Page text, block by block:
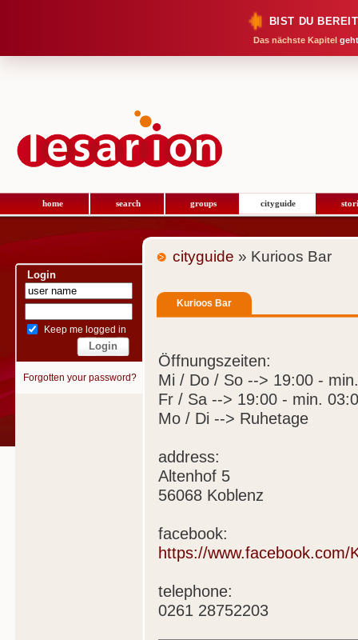
BIST DU
Das nächste Kapitel
home search groups cityguide
Login
Keep me logged in
Forgotten your password?
cityguide » Kurioos Bar
Kurioos Bar
Öffnungszeiten:
Mi / Do / So --> 19:00 -
Fr / Sa --> 19:00 - min.
Mo / Di --> Ruhetage
address:
Altenhof 5
56068 Koblenz
facebook:
https://www.facebook.com/
telephone:
0261 28752203